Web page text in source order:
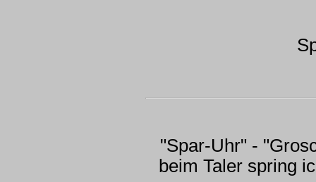
"Spar-Uhr" -
beim Taler spring